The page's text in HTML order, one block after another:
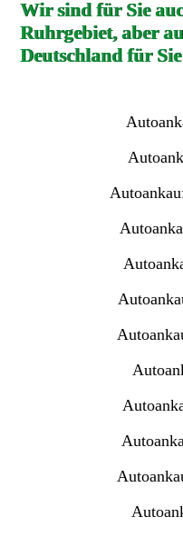
Wir sind für Sie
Ruhrgebiet, aber
Deutschland für